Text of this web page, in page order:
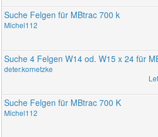
Suche Felgen für MBtrac 700 k
Michel112
Suche 4 Felgen W14 od. W15 x 24 für
deter.kornetzke
Suche Felgen für MBtrac 700 K
Michel112